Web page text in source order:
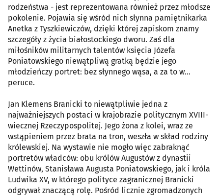
rodzeństwa - jest reprezentowana również przez młodsze
pokolenie. Pojawia się wśród nich słynna pamiętnikarka
Anetka z Tyszkiewiczów, dzięki której zapiskom znamy
szczegóły z życia białostockiego dworu. Zaś dla
miłośników militarnych talentów księcia Józefa
Poniatowskiego niewątpliwą gratką będzie jego
młodzieńczy portret: bez słynnego wąsa, a za to w...
peruce.
Jan Klemens Branicki to niewątpliwie jedna z
najważniejszych postaci w krajobrazie politycznym XVIII-
wiecznej Rzeczypospolitej. Jego żona z kolei, wraz ze
wstąpieniem przez brata na tron, weszła w skład rodziny
królewskiej. Na wystawie nie mogło więc zabraknąć
portretów władców: obu królów Augustów z dynastii
Wettinów, Stanisława Augusta Poniatowskiego, jak i króla
Ludwika XV, w którego polityce zagranicznej Branicki
odgrywał znaczącą rolę. Pośród licznie zgromadzonych